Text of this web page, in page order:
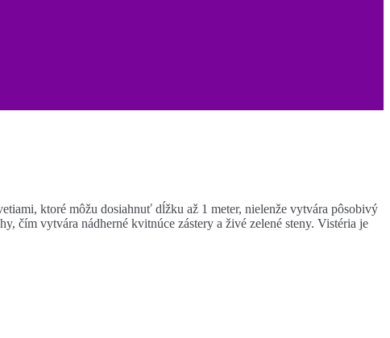
ktoré môžu dosiahnuť dĺžku až 1 meter, nielenže vytvára pôsobivý
čím vytvára nádherné kvitnúce zástery a živé zelené steny. Vistéria je